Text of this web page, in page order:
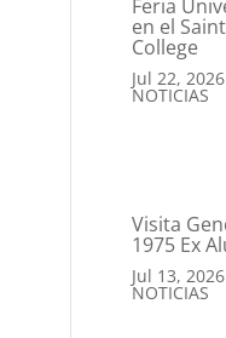
Feria
en el
College
Jul 22, 2026
NOTICIAS
Visita
1975 Ex
Jul 13, 2026
NOTICIAS